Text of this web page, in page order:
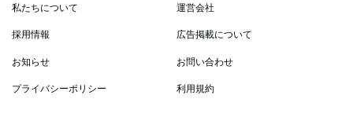
私たちについて 運営会社
採用情報 広告掲載について
お知らせ お問い合わせ
プライバシーポリシー 利用規約